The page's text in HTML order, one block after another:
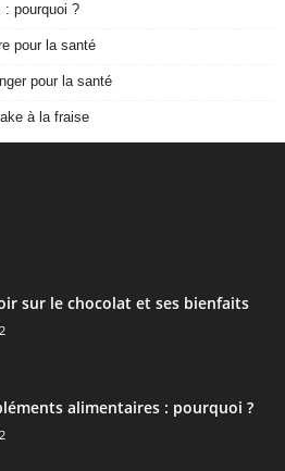
: pourquoi ?
pour la santé
pour la santé
à la fraise
sur le chocolat et ses bienfaits
alimentaires : pourquoi ?